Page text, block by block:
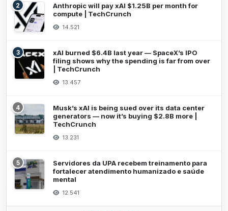
2
Anthropic will pay xAI $1.25B per month for
compute | TechCrunch
14.521
3
xAI burned $6.4B last year — SpaceX’s IPO
filing shows why the spending is far from over
| TechCrunch
13.457
4
Musk’s xAI is being sued over its data center
generators — now it’s buying $2.8B more |
TechCrunch
13.231
5
Servidores da UPA recebem treinamento para
fortalecer atendimento humanizado e saúde
mental
12.541